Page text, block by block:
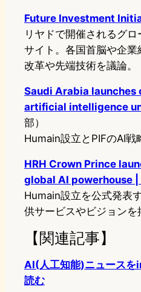
Future Investment
リヤドで開催されるグ
サイト。各国首脳や企
改革や先端技術を議論。
Saudi Arabia launches
artificial intelligence
部）
Humain設立とPIFのAI戦
HRH Crown Prince
global AI powerhouse |
Humain設立を公式発表
供サービスやビジョンを
【関連記事】
AI(人工知能)ニュースを
読む